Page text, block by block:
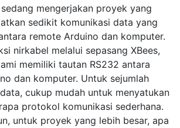
sedang mengerjakan proyek yang
sedikit komunikasi data yang
remote Arduino dan komputer.
nirkabel melalui sepasang XBees,
memiliki tautan RS232 antara
dan komputer. Untuk sejumlah
cukup mudah untuk menyatukan
protokol komunikasi sederhana.
untuk proyek yang lebih besar, apa